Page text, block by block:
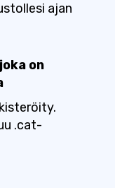
ajan
on
.cat-